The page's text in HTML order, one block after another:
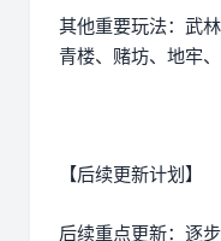
其他重要玩法：武
青楼、赌坊、地牢
【后续更新计划】
后续重点更新：逐